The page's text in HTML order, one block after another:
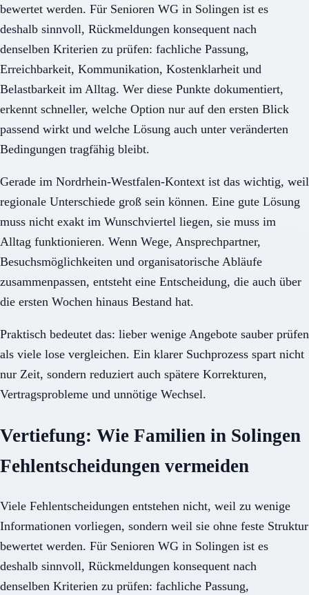
bewertet werden. Für Senioren WG in Solingen ist es
deshalb sinnvoll, Rückmeldungen konsequent nach
denselben Kriterien zu prüfen: fachliche Passung,
Erreichbarkeit, Kommunikation, Kostenklarheit und
Belastbarkeit im Alltag. Wer diese Punkte dokumentiert,
erkennt schneller, welche Option nur auf den ersten Blick
passend wirkt und welche Lösung auch unter veränderten
Bedingungen tragfähig bleibt.
Gerade im Nordrhein-Westfalen-Kontext ist das wichtig, weil
regionale Unterschiede groß sein können. Eine gute Lösung
muss nicht exakt im Wunschviertel liegen, sie muss im
Alltag funktionieren. Wenn Wege, Ansprechpartner,
Besuchsmöglichkeiten und organisatorische Abläufe
zusammenpassen, entsteht eine Entscheidung, die auch über
die ersten Wochen hinaus Bestand hat.
Praktisch bedeutet das: lieber wenige Angebote sauber prüfen
als viele lose vergleichen. Ein klarer Suchprozess spart nicht
nur Zeit, sondern reduziert auch spätere Korrekturen,
Vertragsprobleme und unnötige Wechsel.
Vertiefung: Wie Familien in Solingen
Fehlentscheidungen vermeiden
Viele Fehlentscheidungen entstehen nicht, weil zu wenige
Informationen vorliegen, sondern weil sie ohne feste Struktur
bewertet werden. Für Senioren WG in Solingen ist es
deshalb sinnvoll, Rückmeldungen konsequent nach
denselben Kriterien zu prüfen: fachliche Passung,